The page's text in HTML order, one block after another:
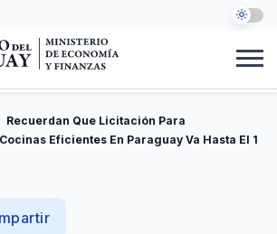
EN
Recuerdan Que Licitación Para
Eficientes En Paraguay Va Hasta El 1